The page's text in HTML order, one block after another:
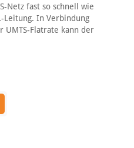
Netz fast so schnell wie
Leitung. In Verbindung
UMTS-Flatrate kann der